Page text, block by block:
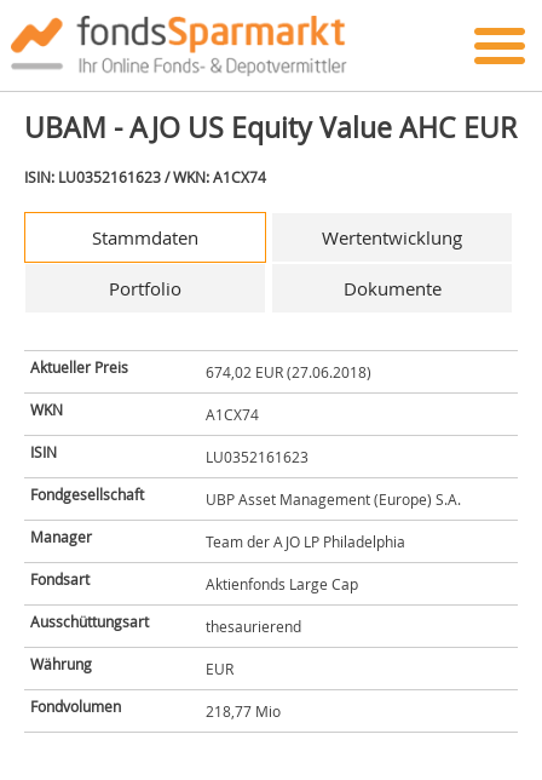
UBAM - AJO US Equity Value AHC EUR
ISIN: LU0352161623 / WKN: A1CX74
Stammdaten Wertentwicklung
Portfolio Dokumente
Aktueller Preis
674,02 EUR (27.06.2018)
WKN
A1CX74
ISIN
LU0352161623
Fondgesellschaft
UBP Asset Management (Europe) S.A.
Manager
Team der AJO LP Philadelphia
Fondsart
Aktienfonds Large Cap
Ausschüttungsart
thesaurierend
Währung
EUR
Fondvolumen
218,77 Mio